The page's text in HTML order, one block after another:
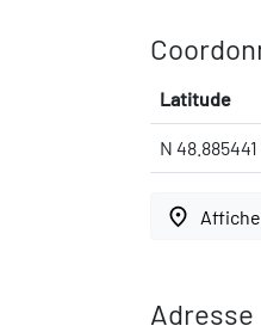
Latitude
N 48.885441
place
Adresse